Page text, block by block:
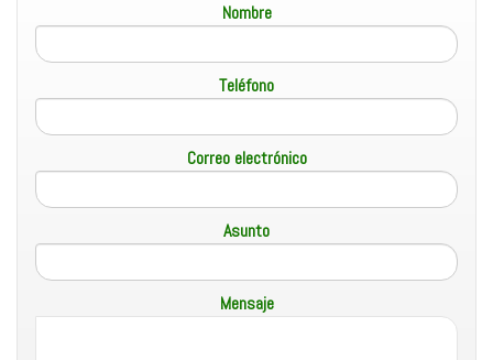
Nombre
Teléfono
Correo electrónico
Asunto
Mensaje